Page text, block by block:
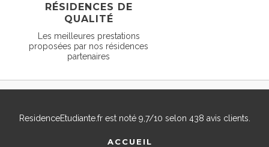
RÉSIDENCES DE
QUALITÉ
Les meilleures prestations
proposées par nos résidences
partenaires
ResidenceEtudiante.frest noté 9,7/10 selon 438 avis clients.
ACCUEIL